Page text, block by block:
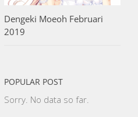
Dengeki Moeoh Februari
2019
POPULAR POST
Sorry. No data so far.